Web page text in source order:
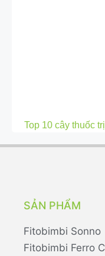
Top 10 cây thuốc
SẢN PHẨM
Fitobimbi Sonno
Fitobimbi Ferro C